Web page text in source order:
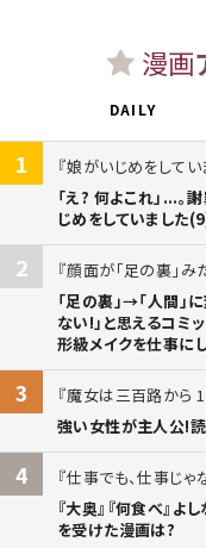
漫画
DAILY
1
娘がいじめをしてい
「え? 何よこれ」...
じめをしていました
2
顔面が「足の裏」
「足の裏」→「人間」
ない!」と思えるコミ
形級メイクを仕事に
3
魔女は三百路から 1
強い女性が主人公!
4
仕事でも、仕事じゃ
『大奥』『何食べ』
を受けた漫画は?